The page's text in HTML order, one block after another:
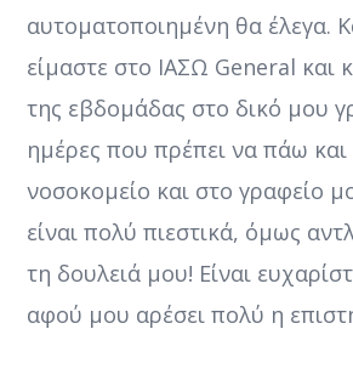
αυτοματοποιημένη θα έλεγα.
είμαστε στο ΙΑΣΩ General και
της εβδομάδας στο δικό μου
ημέρες που πρέπει να πάω και
νοσοκομείο και στο γραφείο
είναι πολύ πιεστικά, όμως
τη δουλειά μου! Είναι
αφού μου αρέσει πολύ η